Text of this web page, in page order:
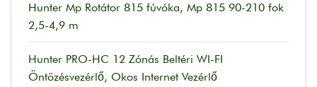
Hunter Mp Rotátor 815 fúvóka, Mp 815 90-210 fok
2,5-4,9 m
Hunter PRO-HC 12 Zónás Beltéri WI-FI
Öntözésvezérlő, Okos Internet Vezérlő